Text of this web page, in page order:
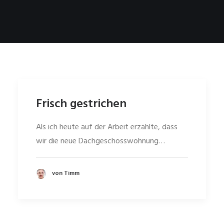
Frisch gestrichen
Als ich heute auf der Arbeit erzählte, dass
wir die neue Dachgeschosswohnung…
von Timm